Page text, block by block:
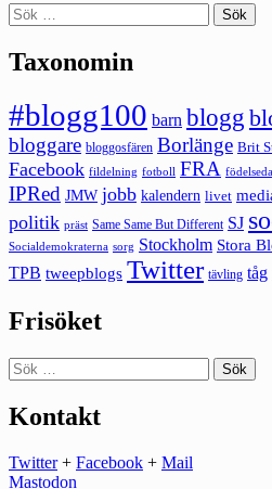
Sök
efter:
Taxonomin
#blogg100 barn blogg
bloggare bloggosfären Borlänge Brit
Facebook fildelning fotboll FRA
IPRed JMW jobb kalendern livet
politik präst Same Same But Different SJ
Socialdemokraterna sorg Stockholm Stora
TPB tweepblogs Twitter tävling tåg
Frisöket
Sök
efter:
Kontakt
Twitter+ Facebook + Mail
Mastodon